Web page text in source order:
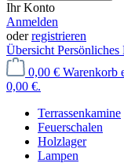
Ihr Konto
Anmelden
oderregistrieren
Übersicht Persönliches
0,00 € Warenkorb
0,00 €.
Terrassenkamine
Feuerschalen
Holzlager
Lampen